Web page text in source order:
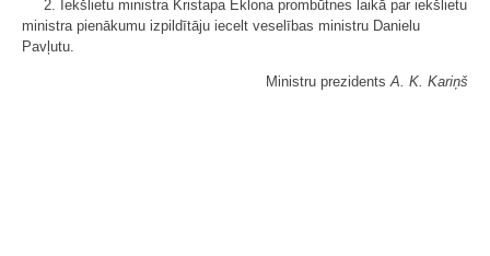
2. Iekšlietu ministra Kristapa Eklona prombūtnes laikā par iekšlietu
ministra pienākumu izpildītāju iecelt veselības ministru Danielu
Pavļutu.
Ministru prezidentsA. K. Kariņš